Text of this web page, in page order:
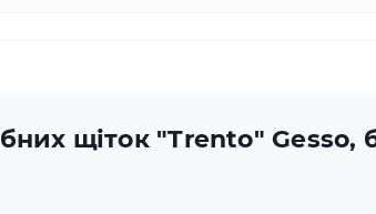
щіток "Trento" Gesso,